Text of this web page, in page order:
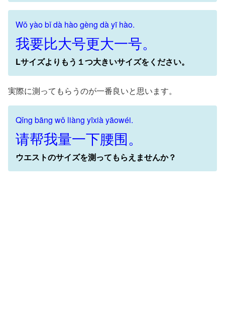
Wǒ yào bǐ dà hào gèng dà yī hào.
我要比大号更大一号。
Lサイズよりもう１つ大きいサイズをください。
実際に測ってもらうのが一番良いと思います。
Qǐng bāng wǒ liàng yīxià yāowéi.
请帮我量一下腰围。
ウエストのサイズを測ってもらえませんか？